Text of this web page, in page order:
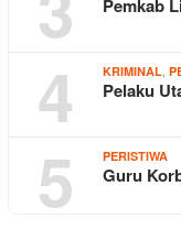
Pemkab
4 KRIMINAL,
Pelaku
5 PERISTIWA
Guru